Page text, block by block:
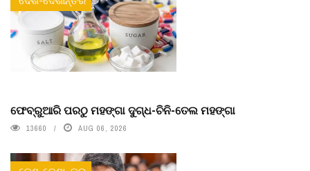
ଫେବ୍ରୁଆରି ପରଠୁ ମହଙ୍ଗା ଦୁଗ୍ଧ-ଚିନି-ତେଲ ମହଙ୍ଗା
13660 AUG 06, 2026